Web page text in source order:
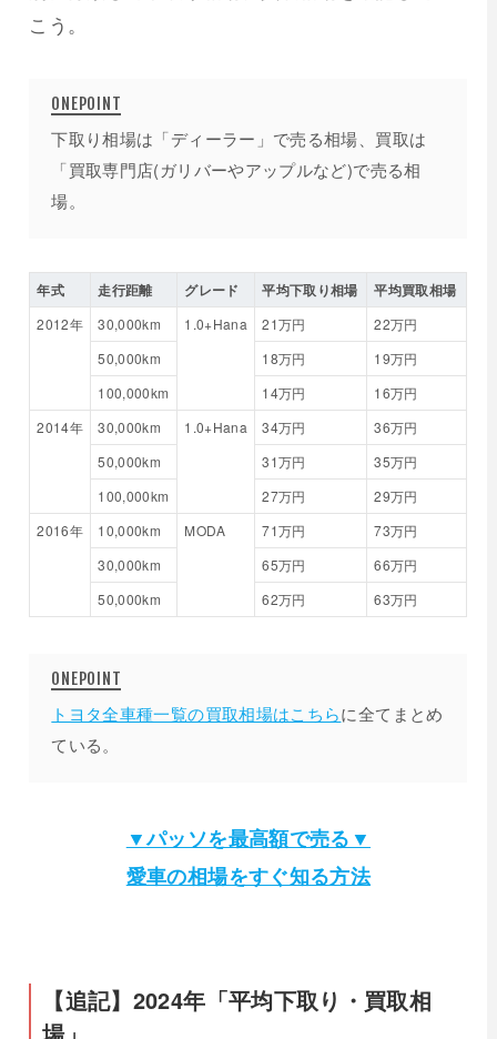
こう。
下取り相場は「ディーラー」で売る相場、買取は
「買取専門店(ガリバーやアップルなど)で売る相
場。
年式 走行距離 グレード 平均下取り相場 平均買取相場
2012年 30,000km 1.0+Hana 21万円
22万円
50,000km
18万円
19万円
100,000km
14万円
16万円
2014年
30,000km 1.0+Hana 34万円
36万円
50,000km
31万円
35万円
100,000km
27万円
29万円
2016年
10,000km MODA 71万円
73万円
30,000km
65万円
66万円
50,000km
62万円 63万円
トヨタ全車種一覧の買取相場はこちらに全てまとめ
ている。
▼パッソを最高額で売る▼
愛車の相場をすぐ知る方法
【追記】2024年「平均下取り・買取相